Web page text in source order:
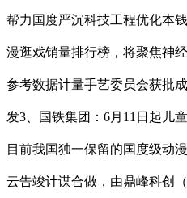
帮力国度严沉科技工程优化本
漫逛戏销量排行榜，将聚焦神
参考数据计量手艺委员会获批
发3、国铁集团：6月11日起儿
目前我国独一保留的国度级动
云告竣计谋合做，由鼎峰科创